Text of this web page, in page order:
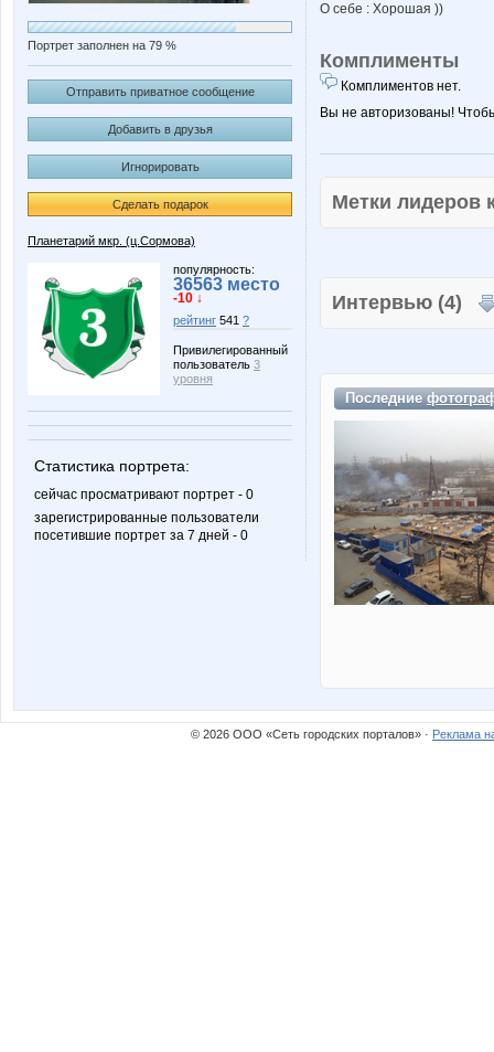
Портрет заполнен на 79 %
Отправить приватное сообщение
Добавить в друзья
Игнорировать
Сделать подарок
Планетарий мкр. (ц.Сормова)
популярность:
36563 место
-10 ↓
рейтинг 541 ?
Привилегированный
пользователь 3
уровня
Статистика портрета:
сейчас просматривают портрет - 0
зарегистрированные пользователи
посетившие портрет за 7 дней - 0
О себе : Хорошая ))
Комплименты
Комплиментов нет.
Вы не авторизованы!
Метки
Интервью (4)
Последние
© 2026 ООО «Сеть городских порталов» · Реклама